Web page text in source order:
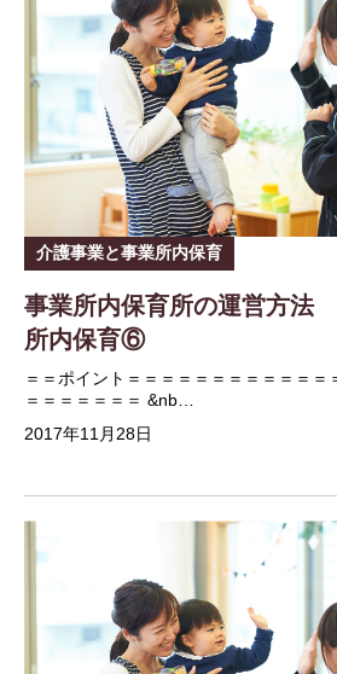
介護事業と事業所内保育
事業所内保育所の運営方法
所内保育⑥
＝＝ポイント＝＝＝＝＝＝＝＝＝＝＝＝
＝＝＝＝＝＝＝ &nb…
2017年11月28日